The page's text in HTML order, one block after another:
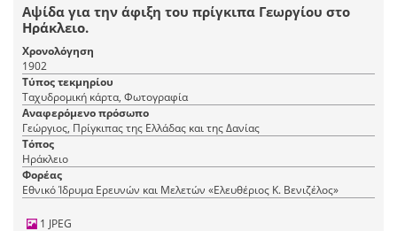
Αψίδα για την άφιξη του πρίγκιπα Γεωργίου στο
Ηράκλειο.
Χρονολόγηση
1902
Τύπος τεκμηρίου
Ταχυδρομική κάρτα, Φωτογραφία
Αναφερόμενο πρόσωπο
Γεώργιος, Πρίγκιπας της Ελλάδας και της Δανίας
Τόπος
Ηράκλειο
Φορέας
Εθνικό Ίδρυμα Ερευνών και Μελετών «Ελευθέριος Κ. Βενιζέλος»
1 JPEG